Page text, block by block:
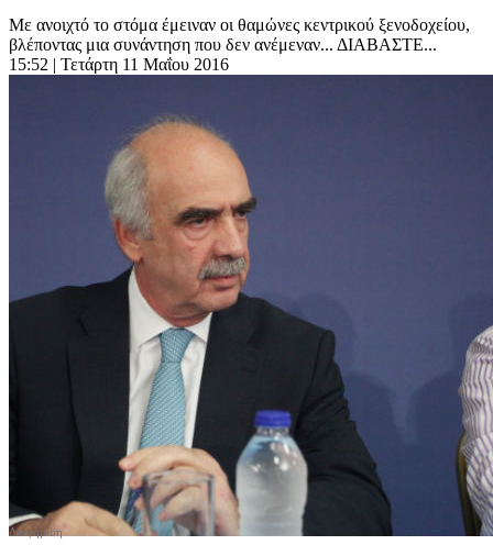
Με ανοιχτό το στόμα έμειναν οι θαμώνες κεντρικού ξενοδοχείου,
βλέποντας μια συνάντηση που δεν ανέμεναν... ΔΙΑΒΑΣΤΕ...
15:52 | Τετάρτη 11 Μαΐου 2016